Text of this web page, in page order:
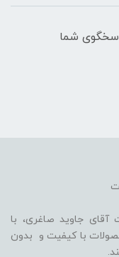
پنج شنبه ، از ساعت 9 الی 17 پاسخگوی شما
جاوید صاغری، با
با کیفیت و بدون